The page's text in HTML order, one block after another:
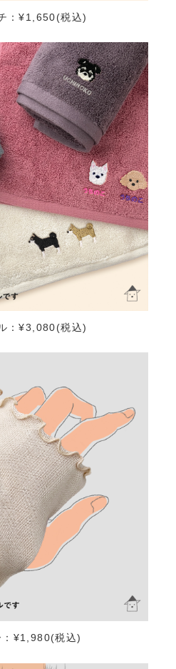
：¥1,650(税込)
：¥3,080(税込)
：¥1,980(税込)